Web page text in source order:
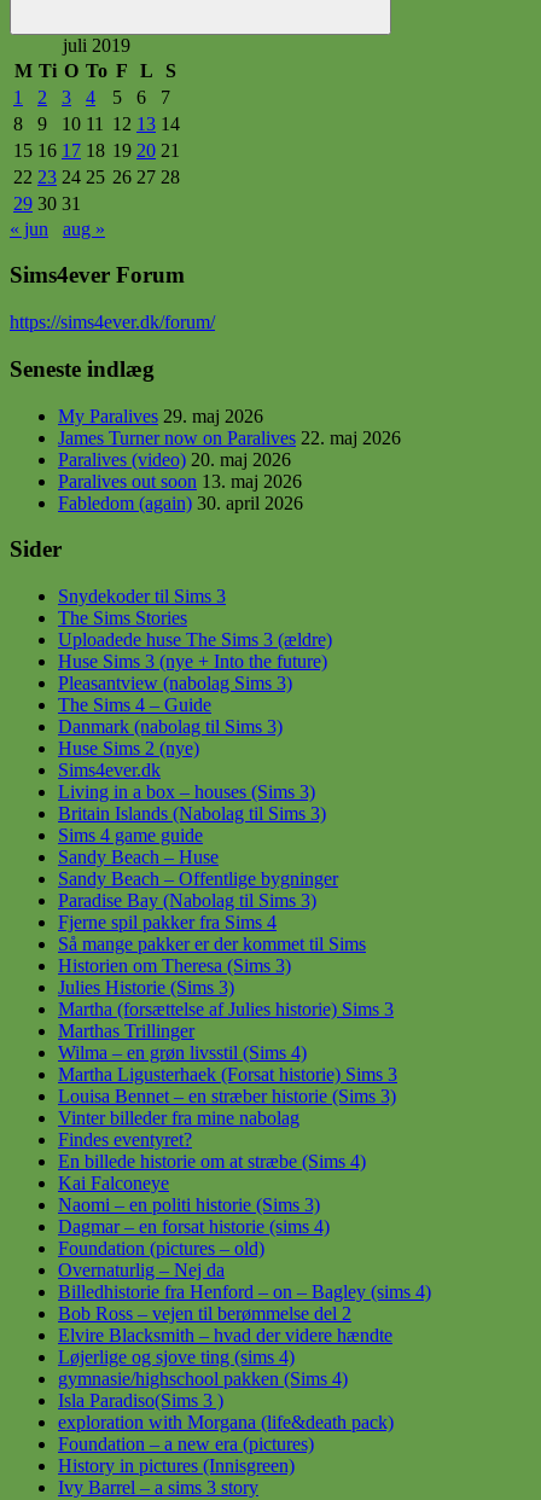
Søg
juli 2019
M Ti O To F L
S
1
2 3 4 5 6
7
8
9 10 11 12 13 14
15 16 17 18 19 20 21
22 23 24 25 26 27 28
29 30 31
« jun
aug »
Sims4ever Forum
https://sims4ever.dk/forum/
Seneste indlæg
My Paralives 29. maj 2026
James Turner now on Paralives 22. maj 2026
Paralives (video) 20. maj 2026
Paralives out soon 13. maj 2026
Fabledom (again) 30. april 2026
Sider
Snydekoder til Sims 3
The Sims Stories
Uploadede huse The Sims 3 (ældre)
Huse Sims 3 (nye + Into the future)
Pleasantview (nabolag Sims 3)
The Sims 4 – Guide
Danmark (nabolag til Sims 3)
Huse Sims 2 (nye)
Sims4ever.dk
Living in a box – houses (Sims 3)
Britain Islands (Nabolag til Sims 3)
Sims 4 game guide
Sandy Beach – Huse
Sandy Beach – Offentlige bygninger
Paradise Bay (Nabolag til Sims 3)
Fjerne spil pakker fra Sims 4
Så mange pakker er der kommet til Sims
Historien om Theresa (Sims 3)
Julies Historie (Sims 3)
Martha (forsættelse af Julies historie) Sims 3
Marthas Trillinger
Wilma – en grøn livsstil (Sims 4)
Martha Ligusterhaek (Forsat historie) Sims 3
Louisa Bennet – en stræber historie (Sims 3)
Vinter billeder fra mine nabolag
Findes eventyret?
En billede historie om at stræbe (Sims 4)
Kai Falconeye
Naomi – en politi historie (Sims 3)
Dagmar – en forsat historie (sims 4)
Foundation (pictures – old)
Overnaturlig – Nej da
Billedhistorie fra Henford – on – Bagley (sims 4)
Bob Ross – vejen til berømmelse del 2
Elvire Blacksmith – hvad der videre hændte
Løjerlige og sjove ting (sims 4)
gymnasie/highschool pakken (Sims 4)
Isla Paradiso(Sims 3 )
exploration with Morgana (life&death pack)
Foundation – a new era (pictures)
History in pictures (Innisgreen)
Ivy Barrel – a sims 3 story